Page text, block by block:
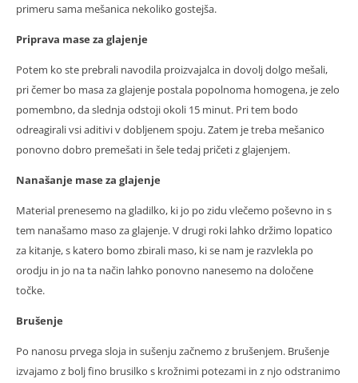
primeru sama mešanica nekoliko gostejša.
Priprava mase za glajenje
Potem ko ste prebrali navodila proizvajalca in dovolj dolgo mešali,
pri čemer bo masa za glajenje postala popolnoma homogena, je zelo
pomembno, da slednja odstoji okoli 15 minut. Pri tem bodo
odreagirali vsi aditivi v dobljenem spoju. Zatem je treba mešanico
ponovno dobro premešati in šele tedaj pričeti z glajenjem.
Nanašanje mase za glajenje
Material prenesemo na gladilko, ki jo po zidu vlečemo poševno in s
tem nanašamo maso za glajenje. V drugi roki lahko držimo lopatico
za kitanje, s katero bomo zbirali maso, ki se nam je razvlekla po
orodju in jo na ta način lahko ponovno nanesemo na določene
točke.
Brušenje
Po nanosu prvega sloja in sušenju začnemo z brušenjem. Brušenje
izvajamo z bolj fino brusilko s krožnimi potezami in z njo odstranimo